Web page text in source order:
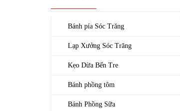
Bánh pía Sóc Trăng
Lạp Xưởng Sóc Trăng
Kẹo Dừa Bến Tre
Bánh phồng tôm
Bánh Phồng Sữa